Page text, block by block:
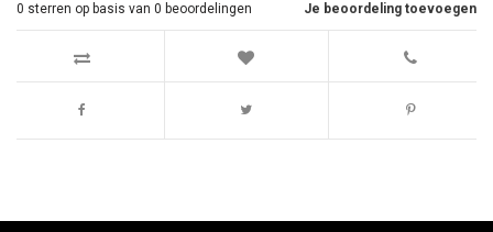
Je beoordeling toevoegen
0 sterren op basis van 0 beoordelingen